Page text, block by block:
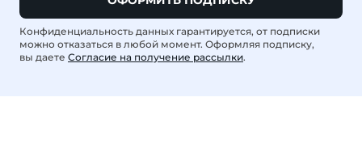
Конфиденциальность данных гарантируется, от подписки
можно отказаться в любой момент. Оформляя подписку,
вы даете Согласие на получение рассылки.